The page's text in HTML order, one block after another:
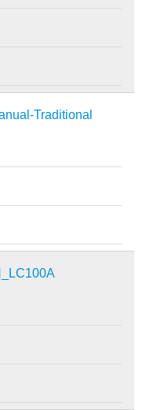
Traditional